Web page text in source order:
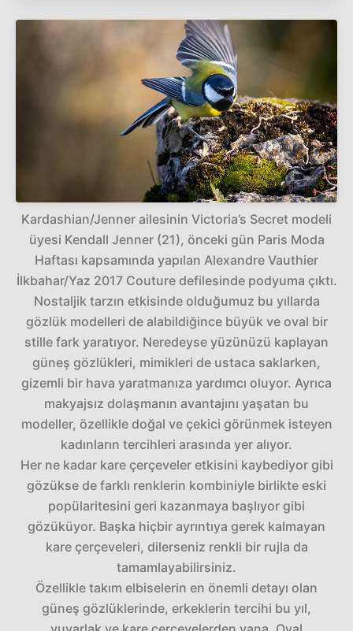
Kardashian/Jenner ailesinin Victoria’s Secret modeli
üyesi Kendall Jenner (21), önceki gün Paris Moda
Haftası kapsamında yapılan Alexandre Vauthier
İlkbahar/Yaz 2017 Couture defilesinde podyuma çıktı.
Nostaljik tarzın etkisinde olduğumuz bu yıllarda
gözlük modelleri de alabildiğince büyük ve oval bir
stille fark yaratıyor. Neredeyse yüzünüzü kaplayan
güneş gözlükleri, mimikleri de ustaca saklarken,
gizemli bir hava yaratmanıza yardımcı oluyor. Ayrıca
makyajsız dolaşmanın avantajını yaşatan bu
modeller, özellikle doğal ve çekici görünmek isteyen
kadınların tercihleri arasında yer alıyor.
Her ne kadar kare çerçeveler etkisini kaybediyor gibi
gözükse de farklı renklerin kombiniyle birlikte eski
popülaritesini geri kazanmaya başlıyor gibi
gözüküyor. Başka hiçbir ayrıntıya gerek kalmayan
kare çerçeveleri, dilerseniz renkli bir rujla da
tamamlayabilirsiniz.
Özellikle takım elbiselerin en önemli detayı olan
güneş gözlüklerinde, erkeklerin tercihi bu yıl,